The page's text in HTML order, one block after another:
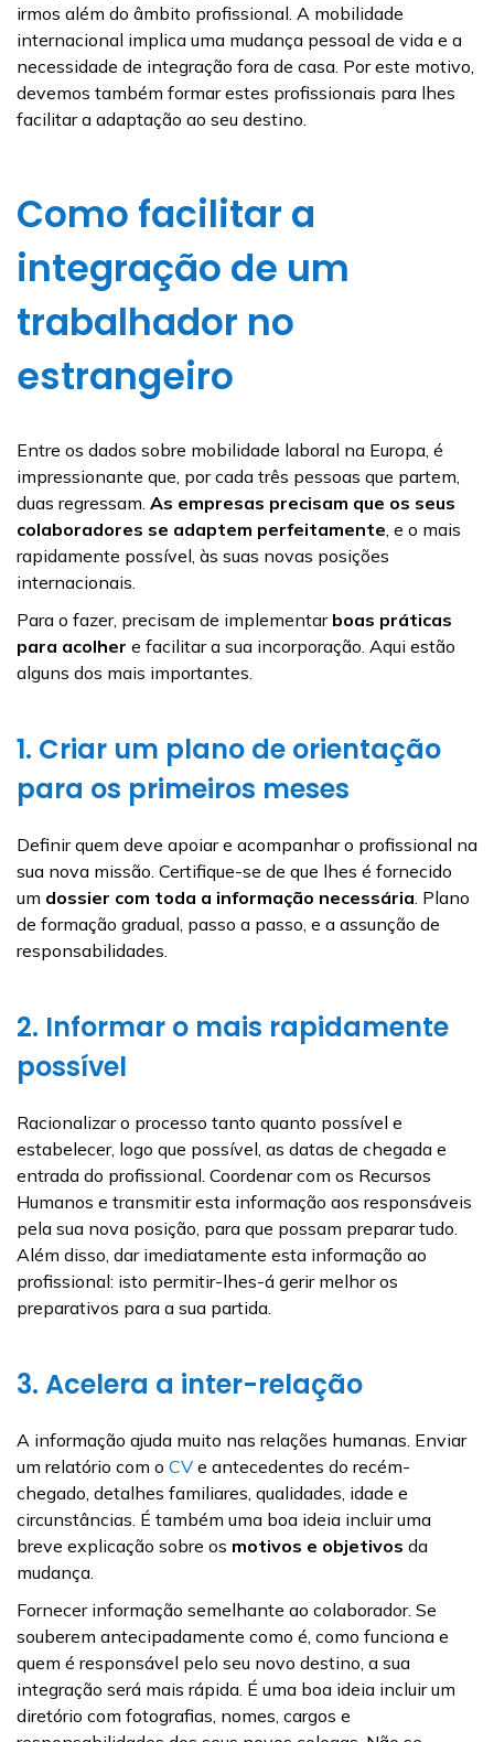
irmos além do âmbito profissional. A mobilidade
internacional implica uma mudança pessoal de vida e a
necessidade de integração fora de casa. Por este motivo,
devemos também formar estes profissionais para lhes
facilitar a adaptação ao seu destino.
Como facilitar a
integração de um
trabalhador no
estrangeiro
Entre os dados sobre mobilidade laboral na Europa, é
impressionante que, por cada três pessoas que partem,
duas regressam. As empresas precisam que os seus
colaboradores se adaptem perfeitamente, e o mais
rapidamente possível, às suas novas posições
internacionais.
Para o fazer, precisam de implementar boas práticas
para acolher e facilitar a sua incorporação. Aqui estão
alguns dos mais importantes.
1. Criar um plano de orientação
para os primeiros meses
Definir quem deve apoiar e acompanhar o profissional na
sua nova missão. Certifique-se de que lhes é fornecido
um dossier com toda a informação necessária. Plano
de formação gradual, passo a passo, e a assunção de
responsabilidades.
2. Informar o mais rapidamente
possível
Racionalizar o processo tanto quanto possível e
estabelecer, logo que possível, as datas de chegada e
entrada do profissional. Coordenar com os Recursos
Humanos e transmitir esta informação aos responsáveis
pela sua nova posição, para que possam preparar tudo.
Além disso, dar imediatamente esta informação ao
profissional: isto permitir-lhes-á gerir melhor os
preparativos para a sua partida.
3. Acelera a inter-relação
A informação ajuda muito nas relações humanas. Enviar
um relatório com o CV e antecedentes do recém-
chegado, detalhes familiares, qualidades, idade e
circunstâncias. É também uma boa ideia incluir uma
breve explicação sobre os motivos e objetivos da
mudança.
Fornecer informação semelhante ao colaborador. Se
souberem antecipadamente como é, como funciona e
quem é responsável pelo seu novo destino, a sua
integração será mais rápida. É uma boa ideia incluir um
diretório com fotografias, nomes, cargos e